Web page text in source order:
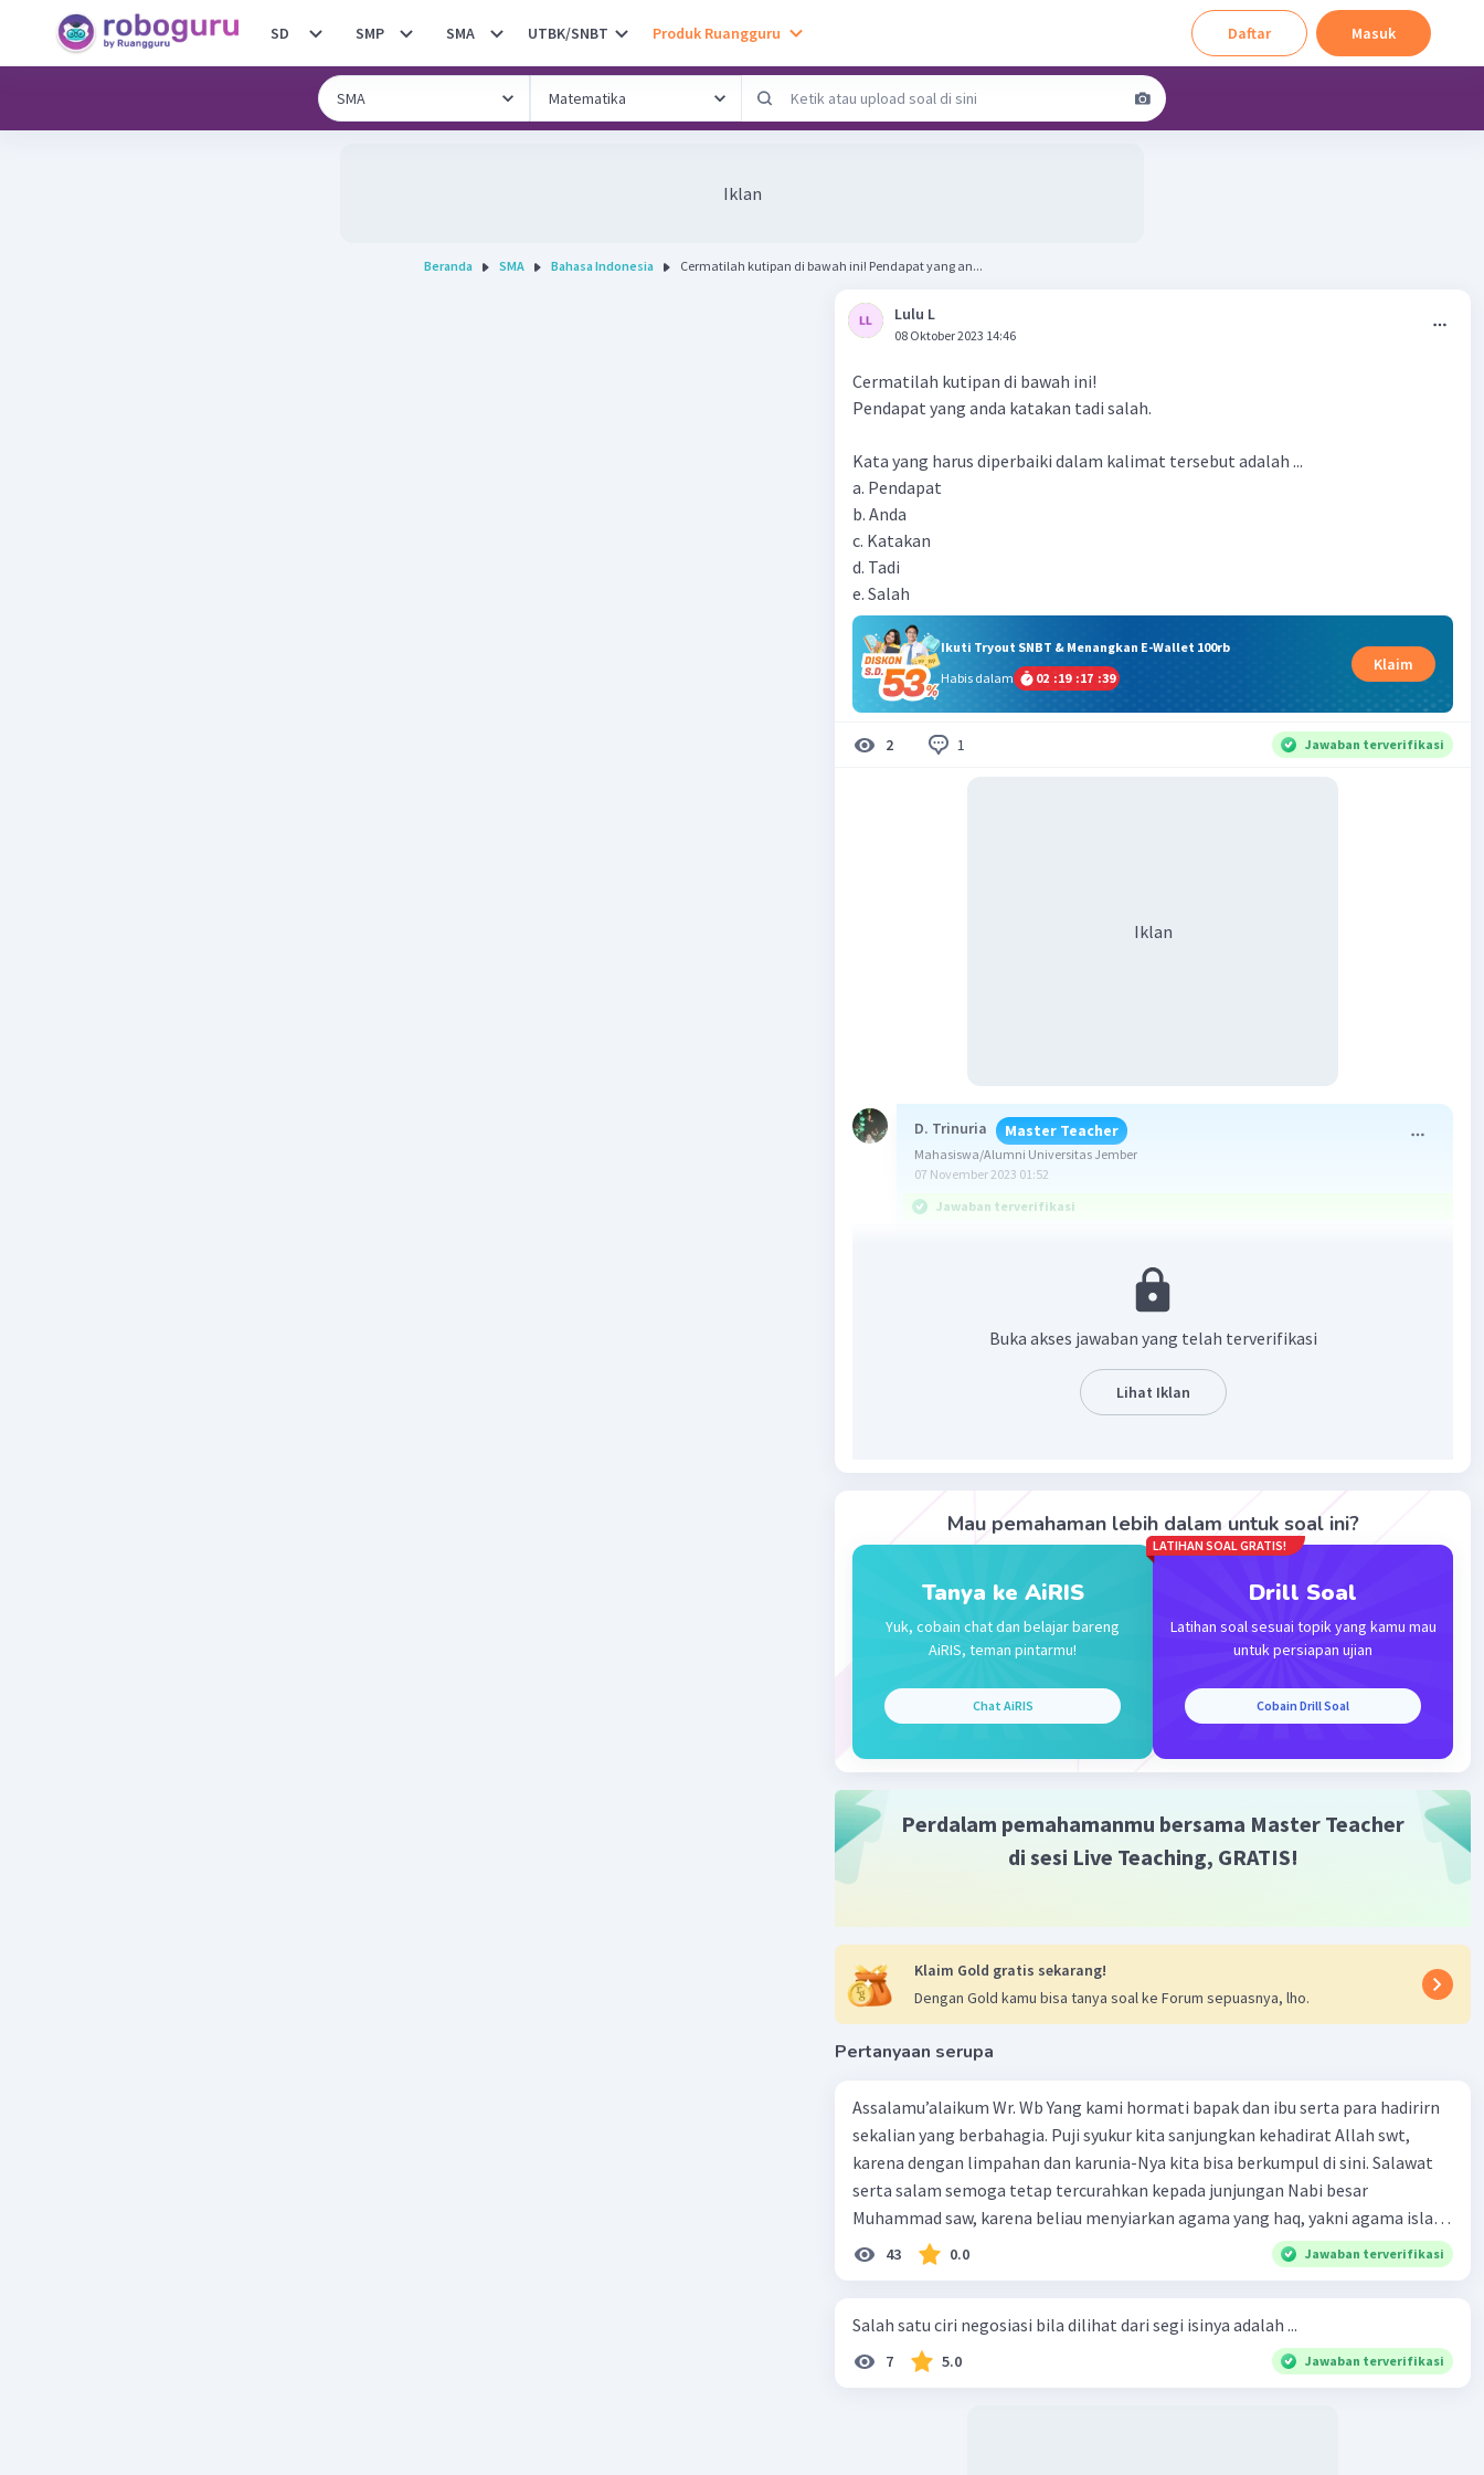
SD SMP SMA UTBK/SNBT Produk Ruangguru Daftar Masuk
Iklan
Beranda SMA Bahasa Indonesia Cermatilah kutipan di bawah ini! Pendapat yang an...
Lulu L
08 Oktober 2023 14:46
Cermatilah kutipan di bawah ini!
Pendapat yang anda katakan tadi salah.
Kata yang harus diperbaiki dalam kalimat tersebut adalah ...
a. Pendapat
b. Anda
c. Katakan
d. Tadi
e. Salah
Ikuti Tryout SNBT & Menangkan E-Wallet 100rb
Habis dalam
02 :19 :17 :38
Klaim
2 1 Jawaban terverifikasi
Iklan
D. Trinuria Master Teacher
Mahasiswa/Alumni Universitas Jember
07 November 2023 01:52
Jawaban terverifikasi
Kalimat efektif adalah penulisan kalimat yang penulisannya sesuai
dengan struktur bahasa Indonesia seperti penggunaan huruf kapital
yang sesuai dalam penulisan kalimatnya. Perbaikan dari kata dalam
kalimat "Pendapat yang anda katakan tadi salah" seharusnya kata
"anda" ditulis dengan menggunakan huruf "A" besar sehingga
Balas
Iklan
Buka akses jawaban yang telah terverifikasi
Lihat Iklan
Mau pemahaman lebih dalam untuk soal ini?
Tanya ke AiRIS
Yuk, cobain chat dan belajar bareng
AiRIS, teman pintarmu!
Chat AiRIS
LATIHAN SOAL GRATIS!
Drill Soal
Latihan soal sesuai topik yang kamu mau
untuk persiapan ujian
Cobain Drill Soal
Perdalam pemahamanmu bersama Master Teacher
di sesi Live Teaching, GRATIS!
Klaim Gold gratis sekarang!
Dengan Gold kamu bisa tanya soal ke Forum sepuasnya, lho.
Pertanyaan serupa
Assalamu’alaikum Wr. Wb Yang kami hormati bapak dan ibu serta para hadirirn
sekalian yang berbahagia. Puji syukur kita sanjungkan kehadirat Allah swt,
karena dengan limpahan dan karunia-Nya kita bisa berkumpul di sini. Salawat
serta salam semoga tetap tercurahkan kepada junjungan Nabi besar
Muhammad saw, karena beliau menyiarkan agama yang haq, yakni agama islam,
agama yang diridai oleh Allah swt. Semoga kita sekalian termasuk ke dalam
umat-Nya yang diberkahi. Amin ya rabbal alamin. Hadirin sekalian yang
lingkungan keluarga, sanak saudara, bahkan juga di masyarakat luas. Karena
dengan jiwa sosial, maka terjalinlah di antara kita saling tolong-menolong,
43 0.0 Jawaban terverifikasi
Salah satu ciri negosiasi bila dilihat dari segi isinya adalah ...
7 5.0 Jawaban terverifikasi